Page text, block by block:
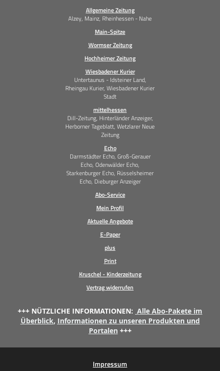
Allgemeine Zeitung
Alzey, Mainz, Rheinhessen - Nahe
Main-Spitze
Wormser Zeitung
Hochheimer Zeitung
Wiesbadener Kurier
Untertaunus - Idsteiner Land,
Rheingau Kurier, Wiesbadener Kurier
Stadt
mittelhessen
Dill-Zeitung, Hinterländer Anzeiger,
Herborner Tageblatt, Wetzlarer Neue
Zeitung
Echo
Darmstädter Echo, Groß-Gerauer
Echo, Odenwälder Echo,
Starkenburger Echo, Rüsselsheimer
Echo, Dieburger Anzeiger
Abo-Service
Mein Profil
Aktuelle Angebote
E-Paper
plus
Print
Kruschel - Kinderzeitung
Vertrag widerrufen
+++ NÜTZLICHE INFORMATIONEN: Alle Abo-Pakete im
Überblick, Informationen zu unseren Produkten und
Portalen +++
Impressum